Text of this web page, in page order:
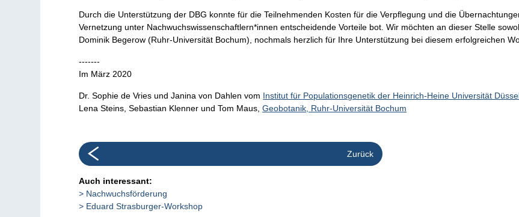
Durch die Unterstützung der DBG konnte für die Teilnehmenden Kosten für die Verpflegung und die
Vernetzung unter Nachwuchswissenschaftlern*innen entscheidende Vorteile bot. Wir möchten an dieser Stelle
Dominik Begerow (Ruhr-Universität Bochum), nochmals herzlich für Ihre Unterstützung bei diesem erfolgreichen
-------
Im März 2020
Dr. Sophie de Vries und Janina von Dahlen vom Institut für Populationsgenetik der Heinrich-Heine Universität
Lena Steins, Sebastian Klenner und Tom Maus,Geobotanik, Ruhr-Universität Bochum
Zurück
Auch interessant:
Nachwuchsförderung
Eduard Strasburger-Workshop